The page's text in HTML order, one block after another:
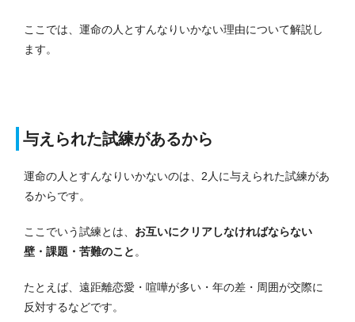
ここでは、運命の人とすんなりいかない理由について解説し
ます。
与えられた試練があるから
運命の人とすんなりいかないのは、2人に与えられた試練があ
るからです。
ここでいう試練とは、 お互いにクリアしなければならない
壁・課題・苦難のこと 。
たとえば、遠距離恋愛・喧嘩が多い・年の差・周囲が交際に
反対するなどです。